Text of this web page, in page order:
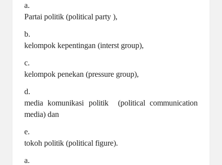
a.
Partai politik (political party ),
b.
kelompok kepentingan (interst group),
c.
kelompok penekan (pressure group),
d.
media komunikasi politik (political communication
media) dan
e.
tokoh politik (political figure).
a.